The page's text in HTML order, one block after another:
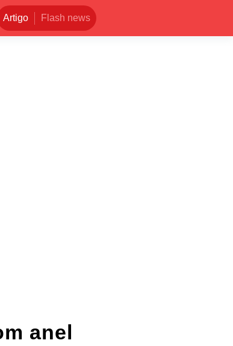
Artigo Flash news
anel